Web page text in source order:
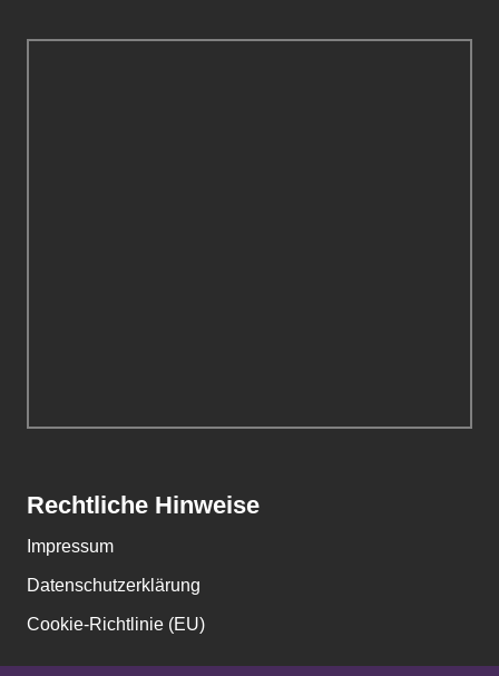
Rechtliche Hinweise
Impressum
Datenschutzerklärung
Cookie-Richtlinie (EU)